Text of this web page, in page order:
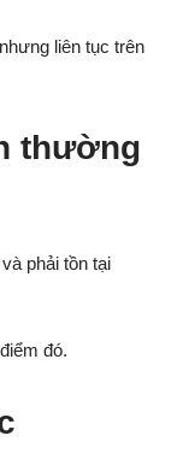
liên tục trên
thường
phải tồn tại
đó.